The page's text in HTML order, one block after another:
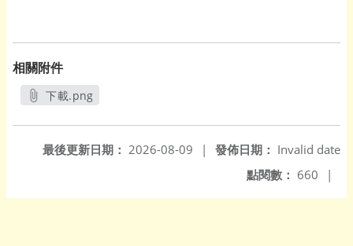
相關附件
下載.png
發佈日期： Invalid date
最後更新日期： 2026-08-09
|
點閱數： 660 |